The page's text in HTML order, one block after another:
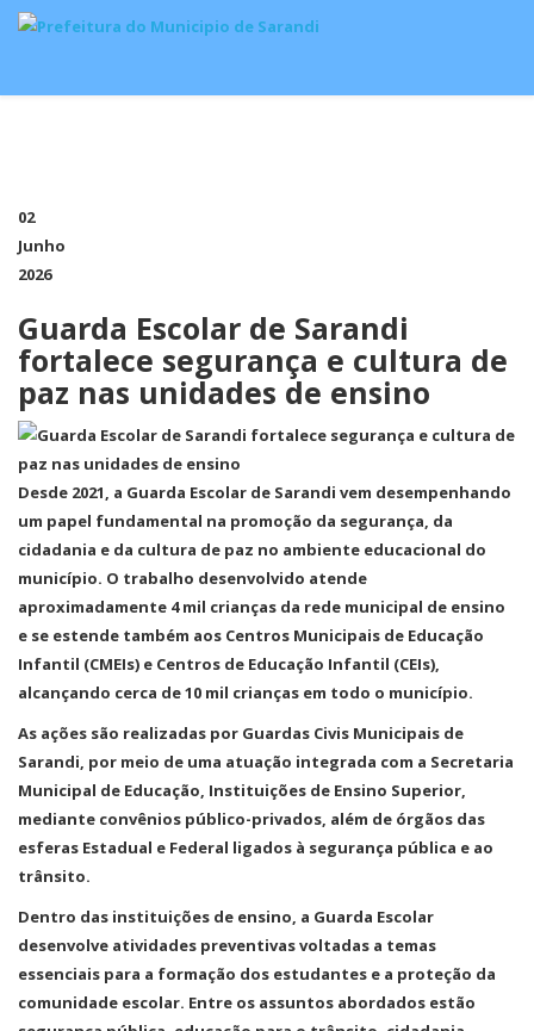
02
Junho
2026
Guarda Escolar de Sarandi
fortalece segurança e cultura de
paz nas unidades de ensino
Desde 2021, a Guarda Escolar de Sarandi vem desempenhando
um papel fundamental na promoção da segurança, da
cidadania e da cultura de paz no ambiente educacional do
município. O trabalho desenvolvido atende
aproximadamente 4 mil crianças da rede municipal de ensino
e se estende também aos Centros Municipais de Educação
Infantil (CMEIs) e Centros de Educação Infantil (CEIs),
alcançando cerca de 10 mil crianças em todo o município.
As ações são realizadas por Guardas Civis Municipais de
Sarandi, por meio de uma atuação integrada com a Secretaria
Municipal de Educação, Instituições de Ensino Superior,
mediante convênios público-privados, além de órgãos das
esferas Estadual e Federal ligados à segurança pública e ao
trânsito.
Dentro das instituições de ensino, a Guarda Escolar
desenvolve atividades preventivas voltadas a temas
essenciais para a formação dos estudantes e a proteção da
comunidade escolar. Entre os assuntos abordados estão